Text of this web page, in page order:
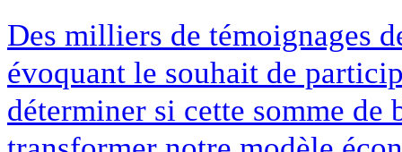
Des milliers de témoignages
évoquant le souhait de
déterminer si cette somme